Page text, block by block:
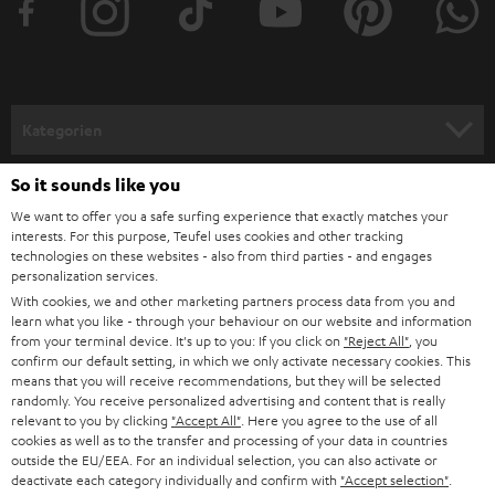
dank Dynamore Technologie. Zusätzlich lassen sich zwei Lautsprecher
Erlebe die Neuauflage dieses Allrounders im neuen Look. Der BOOMSTER
IPX5 Norm) und besticht mit dem neuen intuitiven Bedienkonzept,
haptischen Buttons und integriertem Display. Aber nicht nur das Design
wurde überarbeitet. Das beliebte Bluetooth Soundsystem mit FM/UKW
verbessert. So verfügt der neue BOOMSTER über Bluetooth 5.0 mit apt-X®
für kabelloses Streamen von Musik/Podcast in CD-Qualität über Spotify
App & Co. Und unterstützt Multipoint (ein zweites Smartphone kann
gekoppelt werden). Die akustische Performance wird durch zwei
zusätzliche seitliche passive Bassmembrane unterstützt und darüber
hinaus ist ein mittig integrierter Frontfire-Subwoofer vorhanden. Kraftvolle
und präzise Bässe, die harmonisch ins Klangbild passen, sind damit
garantiert. Ein geschlossenes Gehäuse mit 2 Hoch-, und 2 Mitteltönern
runden das 2.1-Stereo-System mit Dynamore Technologie ab. Ebenfalls
e
e
l
d
u
n
g
HEIMKINO
HEIMKINO-KOMPLETTANLAGEN
SOUNDBARS
STEREO
SMART HOME
BLUETOOTH-LAUTSPRECHER
KOPFHÖRER
Unternehmen
SUPPORT
PRESSE & MARKETING
GESCHÄFTSKUNDEN
PARTNERPROGRAMM
BLOG
Teufel Onlineshops
DEUTSCHLAND
ÖSTERREICH
SCHWEIZ
NIEDERLANDE
So it sounds like you
We want to offer you a safe surfing experience that exactly matches your
interests. For this purpose, Teufel uses cookies and other tracking
technologies on these websites - also from third parties - and engages
personalization services.
With cookies, we and other marketing partners process data from you and
learn what you like - through your behaviour on our website and information
from your terminal device. It's up to you: If you click on "Reject All" , you
confirm our default setting, in which we only activate necessary cookies. This
means that you will receive recommendations, but they will be selected
randomly. You receive personalized advertising and content that is really
relevant to you by clicking "Accept All" . Here you agree to the use of all
cookies as well as to the transfer and processing of your data in countries
outside the EU/EEA. For an individual selection, you can also activate or
deactivate each category individually and confirm with "Accept selection"